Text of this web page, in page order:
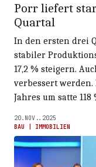
Porr liefert
Quartal
In den ersten drei
stabiler
17,2 % steigern.
verbessert
Jahres um satte 118
20.NOV..2025
BAU | IMMOBILIEN